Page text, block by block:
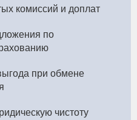
комиссий и доплат
по
при обмене
чистоту